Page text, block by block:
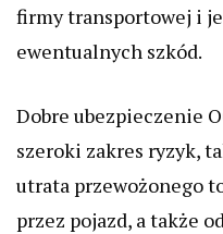
firmy transportowej i
ewentualnych szkód.
Dobre ubezpieczenie
szeroki zakres ryzyk,
utrata przewożonego
przez pojazd, a także